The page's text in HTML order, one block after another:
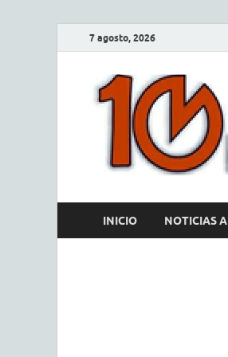
7 agosto, 2026
INICIO NOTICIAS